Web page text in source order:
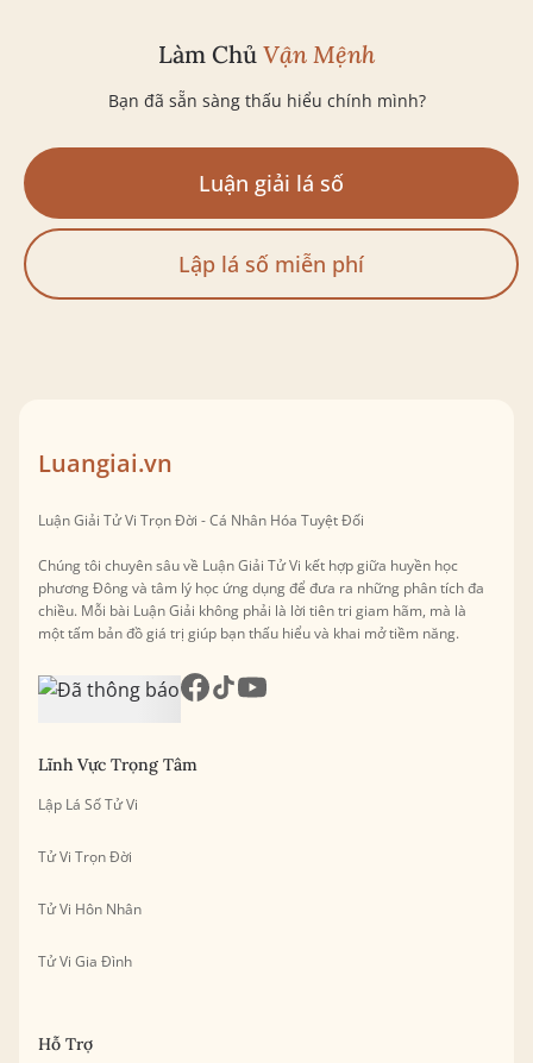
Làm Chủ Vận Mệnh
Bạn đã sẵn sàng thấu hiểu chính mình?
Luận giải lá số
Lập lá số miễn phí
Luangiai.vn
Luận Giải Tử Vi Trọn Đời - Cá Nhân Hóa Tuyệt Đối
Chúng tôi chuyên sâu về Luận Giải Tử Vi kết hợp giữa huyền học
phương Đông và tâm lý học ứng dụng để đưa ra những phân tích đa
chiều. Mỗi bài Luận Giải không phải là lời tiên tri giam hãm, mà là
một tấm bản đồ giá trị giúp bạn thấu hiểu và khai mở tiềm năng.
Lĩnh Vực Trọng Tâm
Lập Lá Số Tử Vi
Tử Vi Trọn Đời
Tử Vi Hôn Nhân
Tử Vi Gia Đình
Hỗ Trợ